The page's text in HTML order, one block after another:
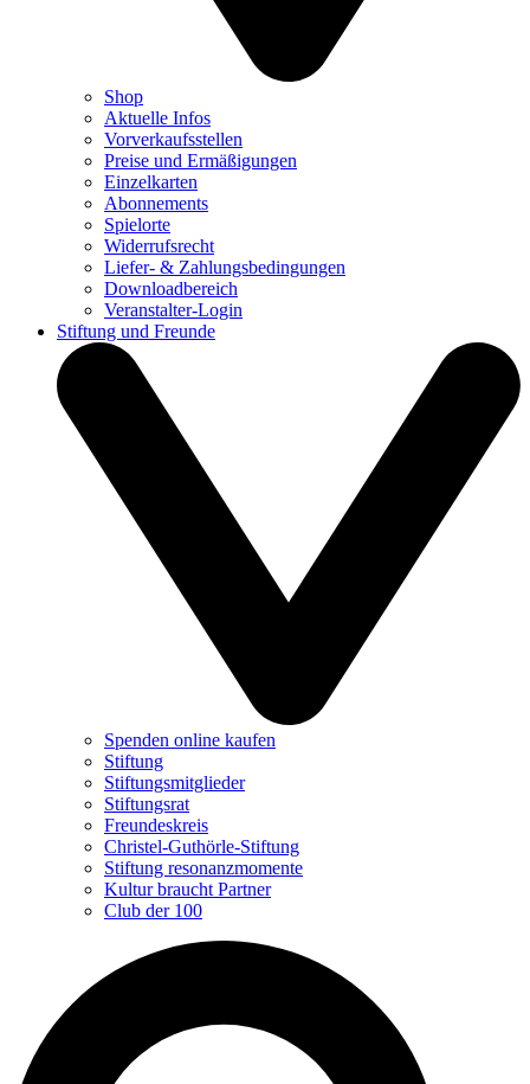
Shop
Aktuelle Infos
Vorverkaufsstellen
Preise und Ermäßigungen
Einzelkarten
Abonnements
Spielorte
Widerrufsrecht
Liefer- & Zahlungsbedingungen
Downloadbereich
Veranstalter-Login
Stiftung und Freunde
Spenden online kaufen
Stiftung
Stiftungsmitglieder
Stiftungsrat
Freundeskreis
Christel-Guthörle-Stiftung
Stiftung resonanzmomente
Kultur braucht Partner
Club der 100